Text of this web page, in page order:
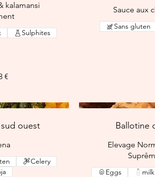
kalamansi
Sulphites
€
Sauce aux
Sans gluten
ouest
Celery
Ballotine
Elevage
Eggs milk